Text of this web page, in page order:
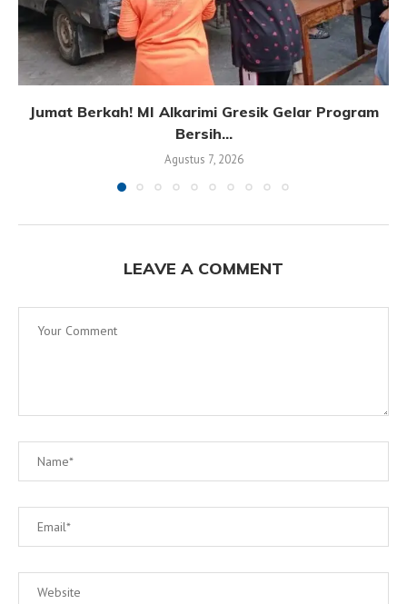
Jumat Berkah! MI Alkarimi Gresik Gelar Program
Bersih...
Agustus 7, 2026
LEAVE A COMMENT